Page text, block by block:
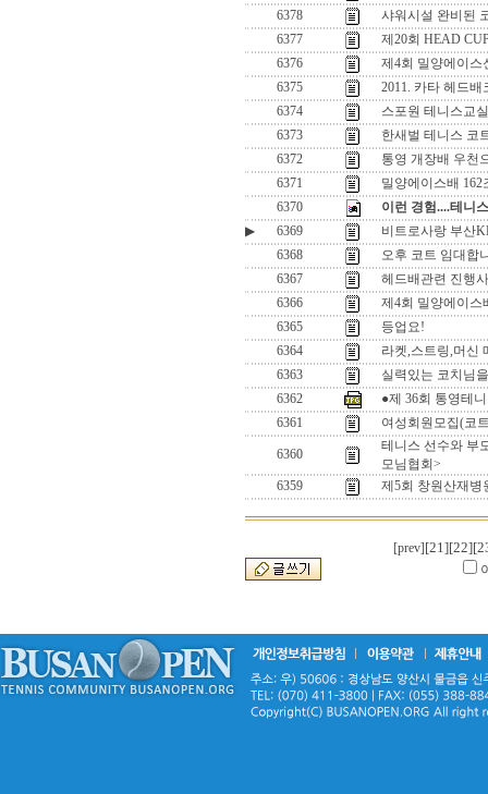
6378
샤워시설 완비된
6377
제20회 HEAD
6376
제4회 밀양에이스
6375
2011. 카타 헤드
6374
스포원 테니스교
6373
한새벌 테니스 코
6372
통영 개장배 우천
6371
밀양에이스배
6370
이런 경험....테니스
▶
6369
비트로사랑 부산
6368
오후 코트 임대합
6367
헤드배관련 진행
6366
제4회 밀양에이스
6365
등업요!
6364
라켓,스트링,머신
6363
실력있는 코치님
6362
●제 36회 통영테
6361
여성회원모집(코
6360
테니스 선수와 부
모님협회>
6359
제5회 창원산재병
[prev] [21][22]